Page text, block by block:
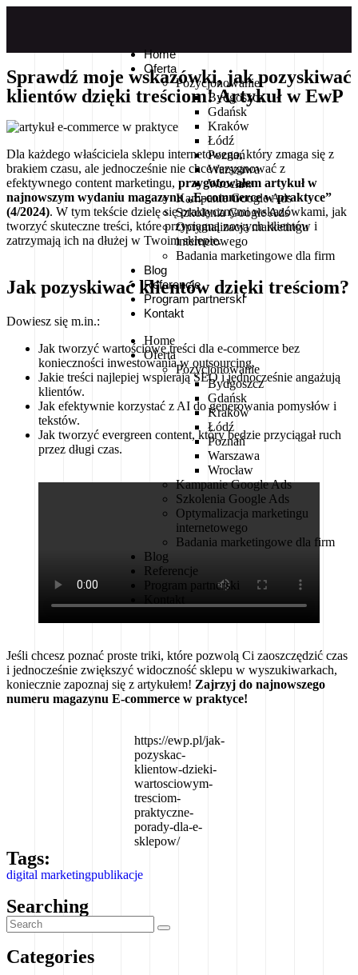
Home
Oferta
Pozycjonowanie
Bydgoszcz
Gdańsk
Kraków
Łódź
Poznań
Warszawa
Wrocław
Kampanie Google Ads
Szkolenia Google Ads
Optymalizacja marketingu
internetowego
Badania marketingowe dla firm
Blog
Referencje
Program partnerski
Kontakt
Home
Oferta
Pozycjonowanie
Bydgoszcz
Gdańsk
Kraków
Łódź
Poznań
Warszawa
Wrocław
Kampanie Google Ads
Szkolenia Google Ads
Optymalizacja marketingu
internetowego
Badania marketingowe dla firm
Blog
Referencje
Program partnerski
Sprawdź moje wskazówki, jak pozyskiwać
klientów dzięki treściom! Artykuł w EwP
Dla każdego właściciela sklepu internetowego, który zmaga się z
brakiem czasu, ale jednocześnie nie chce rezygnować z
efektywnego content marketingu, przygotowałem artykuł w
najnowszym wydaniu magazynu „E-commerce w praktyce”
(4/2024). W tym tekście dzielę się praktycznymi wskazówkami, jak
tworzyć skuteczne treści, które przyciągną nowych klientów i
zatrzymają ich na dłużej w Twoim sklepie.
Jak pozyskiwać klientów dzięki treściom?
Dowiesz się m.in.:
Jak tworzyć wartościowe treści dla e-commerce bez
konieczności inwestowania w outsourcing.
Jakie treści najlepiej wspierają SEO i jednocześnie angażują
klientów.
Jak efektywnie korzystać z AI do generowania pomysłów i
tekstów.
Jak tworzyć evergreen content, który będzie przyciągał ruch
przez długi czas.
Jeśli chcesz poznać proste triki, które pozwolą Ci zaoszczędzić czas
i jednocześnie zwiększyć widoczność sklepu w wyszukiwarkach,
koniecznie zapoznaj się z artykułem! Zajrzyj do najnowszego
numeru magazynu E-commerce w praktyce!
https://ewp.pl/jak-
pozyskac-
klientow-dzieki-
wartosciowym-
tresciom-
praktyczne-
porady-dla-e-
sklepow/
Tags:
digital marketingpublikacje
Searching
Categories